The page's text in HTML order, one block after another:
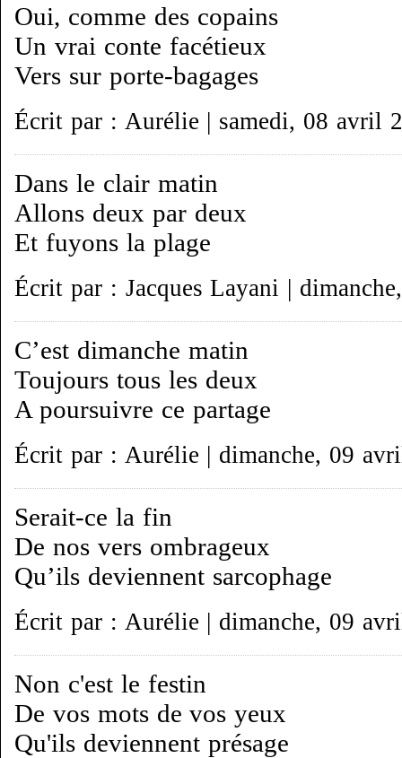
Oui, comme des copains
Un vrai conte facétieux
Vers sur porte-bagages
Écrit par : Aurélie | samedi, 08 avril
Dans le clair matin
Allons deux par deux
Et fuyons la plage
Écrit par : Jacques Layani |
C’est dimanche matin
Toujours tous les deux
A poursuivre ce partage
Écrit par : Aurélie | dimanche, 09
Serait-ce la fin
De nos vers ombrageux
Qu’ils deviennent sarcophage
Écrit par : Aurélie | dimanche, 09
Non c'est le festin
De vos mots de vos yeux
Qu'ils deviennent présage